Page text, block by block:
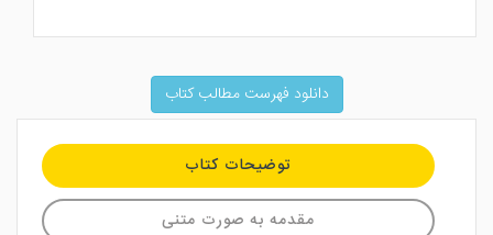
دانلود فهرست مطالب کتاب
توضیحات کتاب
مقدمه به صورت متنی